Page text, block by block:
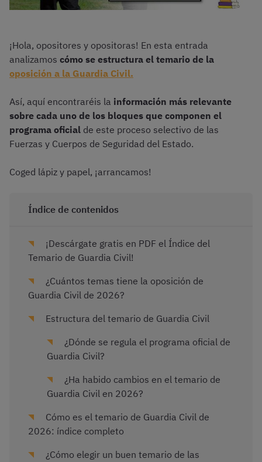
¡Hola, opositores y opositoras! En esta entrada
analizamos cómo se estructura el temario de la
oposición a la Guardia Civil.
Así, aquí encontraréis la información más relevante
sobre cada uno de los bloques que componen el
programa oficial de este proceso selectivo de las
Fuerzas y Cuerpos de Seguridad del Estado.
Coged lápiz y papel, ¡arrancamos!
Índice de contenidos
¡Descárgate gratis en PDF el Índice del
Temario de Guardia Civil!
¿Cuántos temas tiene la oposición de
Guardia Civil de 2026?
Estructura del temario de Guardia Civil
¿Dónde se regula el programa oficial de
Guardia Civil?
¿Ha habido cambios en el temario de
Guardia Civil en 2026?
Cómo es el temario de Guardia Civil de
2026: índice completo
¿Cómo elegir un buen temario de las